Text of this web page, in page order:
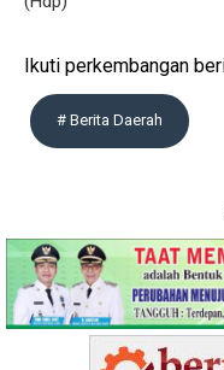
Ikuti perkembangan
# Berita Daerah